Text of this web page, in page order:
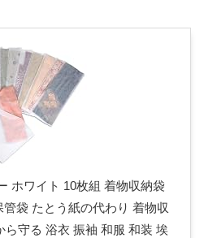
ホワイト 10枚組 着物収納袋
袋 たとう紙の代わり 着物収
守る 浴衣 振袖 和服 和装 埃